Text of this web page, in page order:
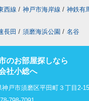
西線 / 神戸市海岸線 / 神鉄有
長田 / 須磨海浜公園 / 名谷
のお部屋探しなら
社小総へ
神戸市須磨区平田町３丁目2-15